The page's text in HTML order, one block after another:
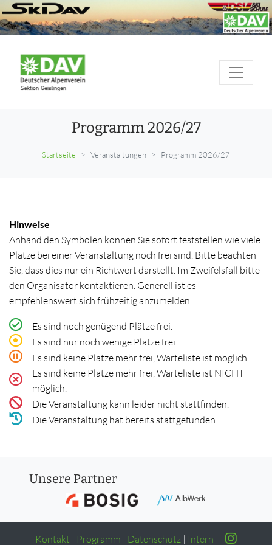
Programm 2026/27
Startseite Veranstaltungen Programm 2026/27
Hinweise
Anhand den Symbolen können Sie sofort feststellen wie viele
Plätze bei einer Veranstaltung noch frei sind. Bitte beachten
Sie, dass dies nur ein Richtwert darstellt. Im Zweifelsfall bitte
den Organisator kontaktieren. Generell ist es
empfehlenswert sich frühzeitig anzumelden.
Es sind noch genügend Plätze frei.
Es sind nur noch wenige Plätze frei.
Es sind keine Plätze mehr frei, Warteliste ist möglich.
Es sind keine Plätze mehr frei, Warteliste ist NICHT
möglich.
Die Veranstaltung kann leider nicht stattfinden.
Die Veranstaltung hat bereits stattgefunden.
Unsere Partner
Kontakt | Programm | Datenschutz | Intern